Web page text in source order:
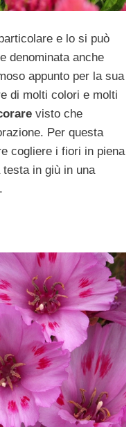
e lo si può
denominata anche
appunto per la sua
di molti colori e molti
visto che
Per questa
cogliere i fiori in piena
in giù in una